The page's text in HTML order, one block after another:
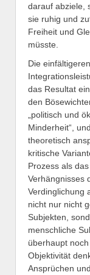
darauf abziele,
sie ruhig und
Freiheit und
müsste.
Die
das Resultat
den
„politisch und
Minderheit“,
theoretisch
kritische
Prozess als
Verhängnisses
Verdinglichung
nicht nur nicht
Subjekten,
menschliche
überhaupt
Objektivität
Ansprüchen